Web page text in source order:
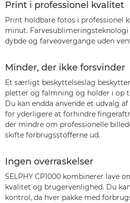
Print i professionel kvalitet
Print holdbare fotos i professionel
minut.
dybde og farveovergange uden
Minder, der ikke forsvinder
Et særligt beskyttelseslag
pletter og falmning og holder i op
Du kan endda anvende et udvalg
for yderligere at forhindre
der mindre om professionelle
skifte forbrugsstofferne ud.
Ingen overraskelser
SELPHY CP1000 kombinerer lave
kvalitet og brugervenlighed. Du
kontrol, da hver pakke med